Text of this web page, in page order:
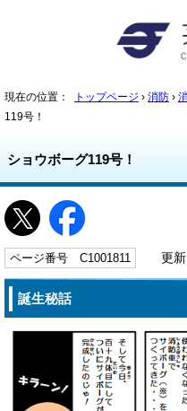
現在の位置： トップページ › 消防 ›
119号！
ショウボーグ119号！
ページ番号 C1001811 更新
誕生秘話